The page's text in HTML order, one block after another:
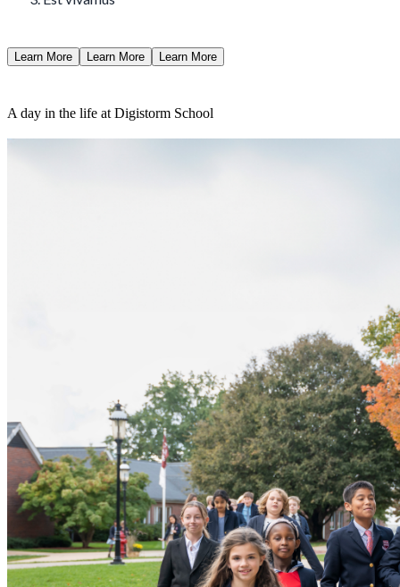
Learn More Learn More Learn More
A day in the life at Digistorm School